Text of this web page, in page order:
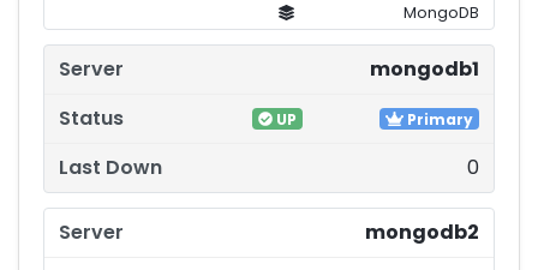
MongoDB
mongodb1
UP Primary
0
mongodb2